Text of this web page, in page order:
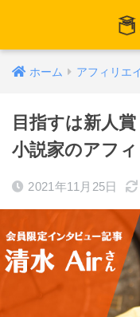
ホーム アフィリエ
目指すは新人
小説家のアフ
2021年11月25日